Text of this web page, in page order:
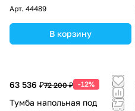
Арт. 44489
В корзину
63 536 ₽72 200 ₽ -12%
Тумба напольная под